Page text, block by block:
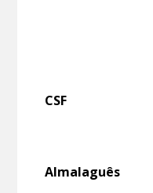
CSF
Almalaguês